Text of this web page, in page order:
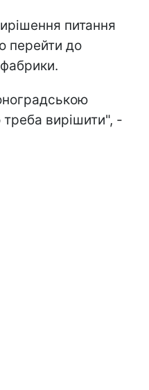
питання
перейти до
вирішити", -